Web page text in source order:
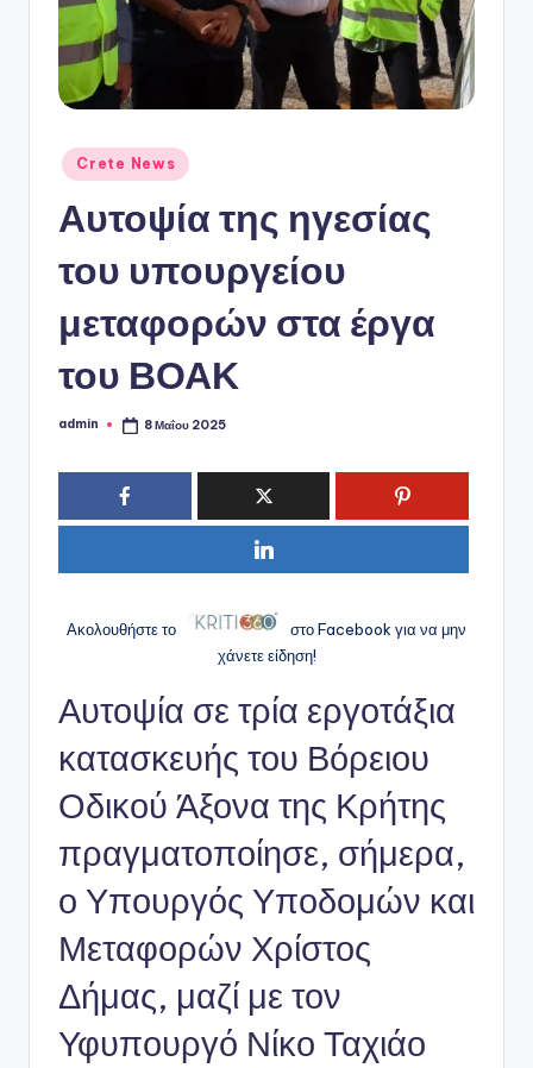
P
o
Αναρτήθηκε
σε
Crete News
Αυτοψία της ηγεσίας
του υπουργείου
μεταφορών στα έργα
του ΒΟΑΚ
Συγγραφέας:
admin 8 Μαΐου 2025
Ακολουθήστε το
στο Facebook για να μην
χάνετε είδηση!
Αυτοψία σε τρία εργοτάξια
κατασκευής του Βόρειου
Οδικού Άξονα της Κρήτης
πραγματοποίησε, σήμερα,
ο Υπουργός Υποδομών και
Μεταφορών Χρίστος
Δήμας, μαζί με τον
Υφυπουργό Νίκο Ταχιάο